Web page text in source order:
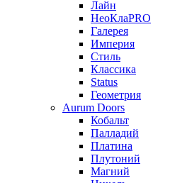
Лайн
НеоКлаPRO
Галерея
Империя
Стиль
Классика
Status
Геометрия
Aurum Doors
Кобальт
Палладий
Платина
Плутоний
Магний